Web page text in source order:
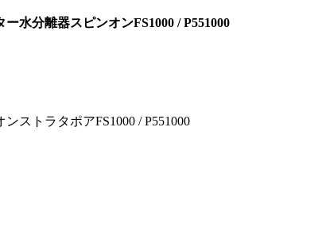
水分離器スピンオンFS1000 / P551000
ストラタポアFS1000 / P551000